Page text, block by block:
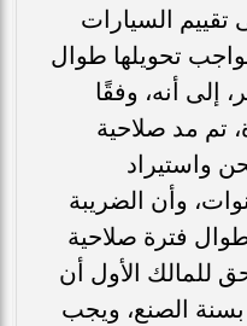
السيارات
تحويلها طوال
إلى أنه، وفقًا
تم مد صلاحية
واستيراد
من عام إلى ٥ سنوات، وأن الضريبة
فترة صلاحية
للمالك الأول أن
بسنة الصنع، ويجب